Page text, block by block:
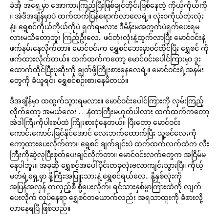
ခဲအို အရှေ့မှာ အောကားကြည့်ပြီးဖြစ်ချင်တိုင်းဖြစ်နေတဲ့ ကိုယ့်ကိုယ်ကို
။ အဲဒီအချိန်မှာပဲ ထက်ထက်ပြန်ရောက်လာလေရဲ့။ လုံးဝကိုယ်တုံးလုံး
နဲ့။ ရွှေစင်ကိုယ်ကိုယ်ကိုပဲ ရှက်ရမလား ဒီမိန်းမအတွက်ပဲရှက်ပေးရမ
လားမသိတော့ဘူး ကြည့်ဦးလေ.. ဖင်တုံးလုံးနဲ့ထွက်လာပြီး မောင်ဝင်းနဲ့
ဖက်နမ်းနေလိုက်တာ။ မောင်ဝင်းက ရွှေစင်ဘေးမှာဝင်ထိုင်ပြီး ရွှေစင် ကို
ဖက်ထားလိုက်တယ်။ ထက်ထက်ကတော့ မောင်ဝင်းပေါင်ကြားမှာ ဒူး
ထောက်ထိုင်ပြီးပုဆိုးကို ချွတ်ဖို့ကြိုးစားနေလေရဲ့။ မောင်ဝင်းရဲ့အနမ်း
တွေကို ခံယူရင်း ရွှေစင်စဉ်းစားနေမိတယ်။
ဒီအချိန်မှာ ထထွက်သွားရမလား။ မောင်ဝင်းပေါင်ကြားကို လှမ်းကြည့်
လိုက်တော့ အမယ်လေး . . .နဲတာကြီးမဟုတ်ပါလား ထက်ထက်ကတော့
အဲဒါကြီးကိုပါးစပ်ထဲ ကြိုးစားငုံနေတယ်။ ပြီးတော့ မောင်ဝင်း
ကောင်းကောင်းမြင်နိုင်အောင် လေးဘက်ထောက်ပြီး သူ့ဖင်လေးကို
ကော့ထားပေးလိုက်တာ။ ရွှေစင် ချက်ချင်းပဲ ထက်ထက်လက်ထဲက လီး
ကြီးကိုဆွဲလုပြီးစုတ်ပေးချင်လိုက်တာ။ မောင်ဝင်းလက်တွေက အငြိမ်မ
နေပါဘူး။ အခုဆို ရွှေစင့်အပေါ်ပိုင်းတခုလုံးဗလာကျင်းသွားပြီ။ ကိုယ့်
မတ်ရဲ့ရှေ့မှာ နို့ကြီးအပြူးသားနဲ့ ရွှေစင်ရယ်လေ.. နို့နှစ်လုံးကို
အပြန်အလှန် တလှည့်စီ စို့ပေးလိုက်၊ ရင်သားနှစ်မွှာကြားထဲကို လျက်
ပေးလိုက် လုပ်နေရာ ရွှေစင်တယောက်လည်း အရသာထူးကို ခံစားလို့
လာနေရပြီ ဖြစ်သည်။